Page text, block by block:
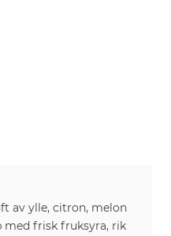
av ylle, citron, melon
med frisk fruksyra, rik